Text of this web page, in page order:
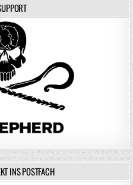
INS POSTFACH